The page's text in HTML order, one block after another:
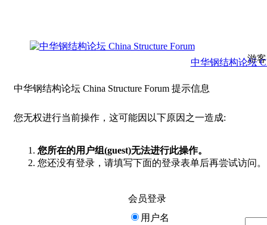
游
中华钢结构论坛
中华钢结构论坛 China Structure Forum 提示信息
您无权进行当前操作，这可能因以下原因之一造成:
您所在的用户组(guest)无法进行此操作。
您还没有登录，请填写下面的登录表单后再尝试访问。
会员登录
用户名